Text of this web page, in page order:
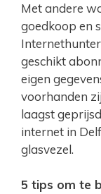
Met andere
goedkoop en
geschikt
eigen
voorhanden
laagst
internet in
glasvezel.
5 tips om te